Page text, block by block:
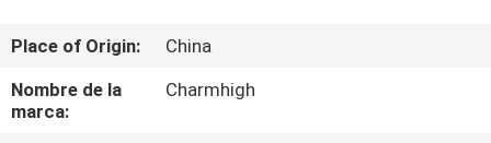
SOBRE
NOSOTROS
Place of Origin:
China
Nombre de la
marca:
Charmhigh